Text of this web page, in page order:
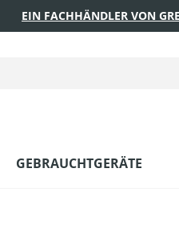
EIN FACHHÄNDLER VON
GEBRAUCHTGERÄTE